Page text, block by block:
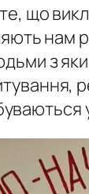
що
нам
з